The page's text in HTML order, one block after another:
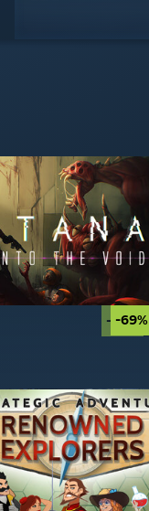
-69%
-70%
-60%
-75%
-30%
-20%